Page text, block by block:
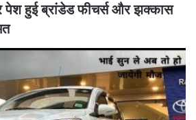
हुई ब्रांडेड फीचर्स और झक्कास